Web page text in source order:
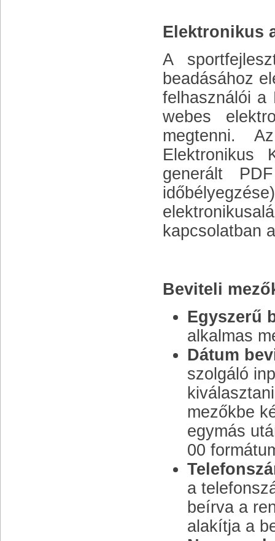
Elektronikus
A
beadásához
felhasználói a
webes
megtenni.
Elektronikus
generált
kapcsolatban
Beviteli
Egyszerű
alkalmas
Dátum
szolgáló
mezőkbe
egymás
00
a
beírva a
alakítja a